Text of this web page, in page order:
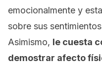
emocionalmente y
sobre sus
Asimismo, le cuesta
demostrar afecto